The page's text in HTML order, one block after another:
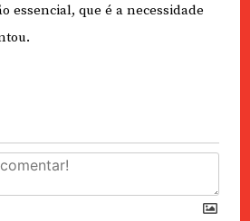
essencial, que é a necessidade